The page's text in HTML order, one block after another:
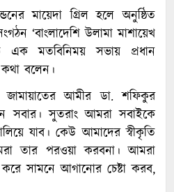
মায়েদা গ্রিল হলে অনুষ্ঠিত
‘বাংলাদেশি উলামা মাশায়েখ
মতবিনিময় সভায় প্রধান
বলেন।
জামায়াতের আমীর ডা. শফিকুর
সবার। সুতরাং আমরা সবাইকে
যাব। কেউ আমাদের স্বীকৃতি
তার পরওয়া করবনা। আমরা
সামনে আগানোর চেষ্টা করব,